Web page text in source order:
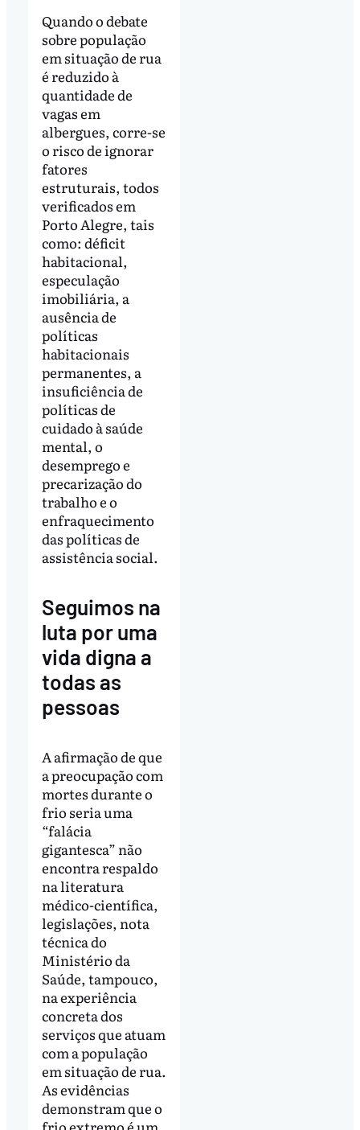
Quando o debate
sobre população
em situação de rua
é reduzido à
quantidade de
vagas em
albergues, corre-se
o risco de ignorar
fatores
estruturais, todos
verificados em
Porto Alegre, tais
como: déficit
habitacional,
especulação
imobiliária, a
ausência de
políticas
habitacionais
permanentes, a
insuficiência de
políticas de
cuidado à saúde
mental, o
desemprego e
precarização do
trabalho e o
enfraquecimento
das políticas de
assistência social.
Seguimos na
luta por uma
vida digna a
todas as
pessoas
A afirmação de que
a preocupação com
mortes durante o
frio seria uma
“falácia
gigantesca” não
encontra respaldo
na literatura
médico-científica,
legislações, nota
técnica do
Ministério da
Saúde, tampouco,
na experiência
concreta dos
serviços que atuam
com a população
em situação de rua.
As evidências
demonstram que o